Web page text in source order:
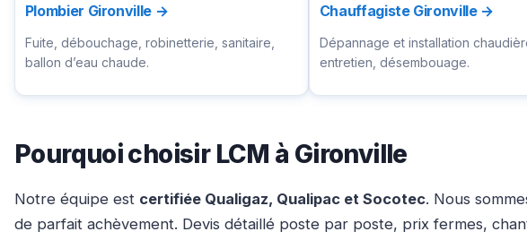
Plombier Gironville →
Fuite, débouchage, robinetterie, sanitaire,
ballon d’eau chaude.
Chauffagiste Gironville →
Dépannage et installation
entretien, désembouage.
Pourquoi choisir LCM à Gironville
Notre équipe est certifiée Qualigaz, Qualipac et Socotec. Nous
de parfait achèvement. Devis détaillé poste par poste, prix fermes,